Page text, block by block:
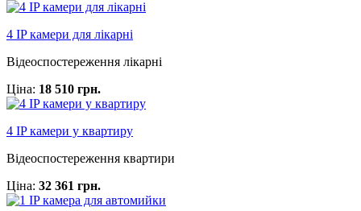
4 IP камери для лікарні
Відеоспостереження лікарні
Ціна: 18 510 грн.
4 IP камери у квартиру
Відеоспостереження квартири
Ціна: 32 361 грн.